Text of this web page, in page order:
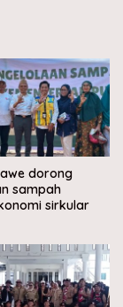
dorong
sampah
sirkular